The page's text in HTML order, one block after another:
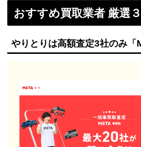
おすすめ買取業者 厳選
やりとりは高額査定3社のみ「